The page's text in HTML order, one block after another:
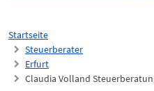
Startseite
Steuerberater
Erfurt
Claudia Volland